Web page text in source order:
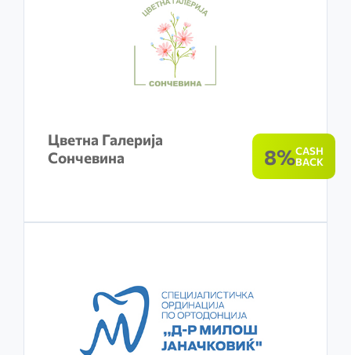
8%CASH
BACK
Цветна Галерија
Сончевина